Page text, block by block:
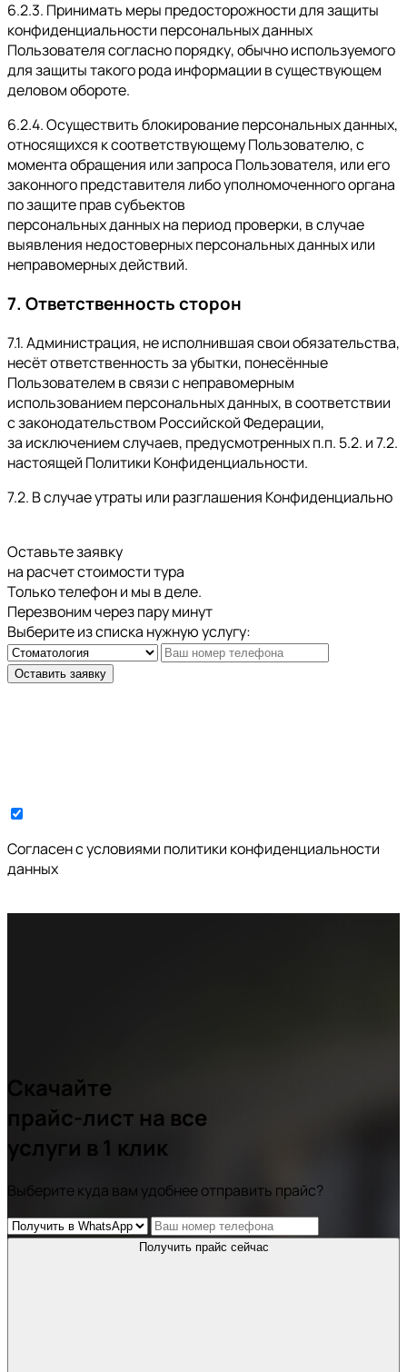
6.2.3. Принимать меры предосторожности для защиты
конфиденциальности персональных данных
Пользователя согласно порядку, обычно используемого
для защиты такого рода информации в существующем
деловом обороте.
6.2.4. Осуществить блокирование персональных данных,
относящихся к соответствующему Пользователю, с
момента обращения или запроса Пользователя, или его
законного представителя либо уполномоченного органа
по защите прав субъектов
персональных данных на период проверки, в случае
выявления недостоверных персональных данных или
неправомерных действий.
7. Ответственность сторон
7.1. Администрация, не исполнившая свои обязательства,
несёт ответственность за убытки, понесённые
Пользователем в связи с неправомерным
использованием персональных данных, в соответствии
с законодательством Российской Федерации,
за исключением случаев, предусмотренных п.п. 5.2. и 7.2.
настоящей Политики Конфиденциальности.
7.2. В случае утраты или разглашения Конфиденциально
Оставьте заявку
на расчет стоимости тура
Только телефон и мы в деле.
Перезвоним через пару минут
Выберите из списка нужную услугу:
Оставить заявку
Cогласен с условиями политики конфиденциальности
данных
Скачайте
прайс-лист на все
услуги в 1 клик
Выберите куда вам удобнее отправить прайс?
Получить прайс сейчас